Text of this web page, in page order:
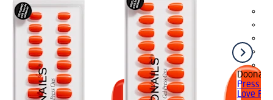
Doonails
Press
Love